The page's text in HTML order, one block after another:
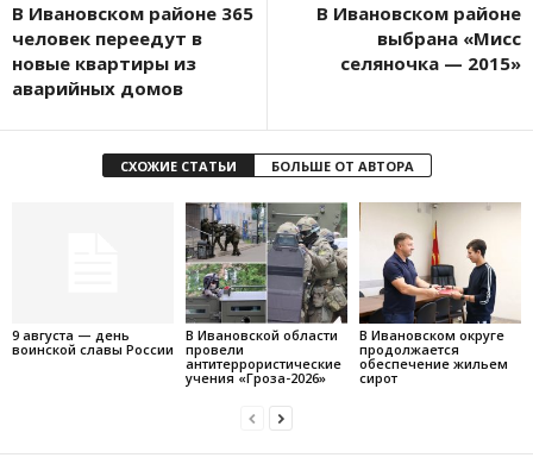
В Ивановском районе 365
человек переедут в
новые квартиры из
аварийных домов
В Ивановском районе
выбрана «Мисс
селяночка — 2015»
СХОЖИЕ СТАТЬИ БОЛЬШЕ ОТ АВТОРА
9 августа — день
воинской славы России
В Ивановской области
провели
антитеррористические
учения «Гроза-2026»
В Ивановском округе
продолжается
обеспечение жильем
сирот